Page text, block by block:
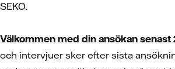
SEKO.
Välkommen med din ansökan
och intervjuer sker efter sista